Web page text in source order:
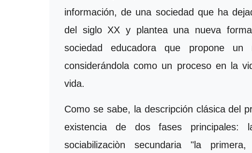
información, de una sociedad que ha
del siglo XX y plantea una nueva
sociedad educadora que propone
considerándola como un proceso en la
vida.
Como se sabe, la descripción clásica del
existencia de dos fases principales:
sociabilizaciòn secundaria "la